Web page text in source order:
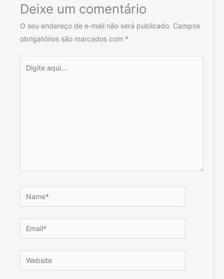
Deixe um comentário
O seu endereço de e-mail não será publicado. Campos
obrigatórios são marcados com *
aqui...
Name*
Email*
Website